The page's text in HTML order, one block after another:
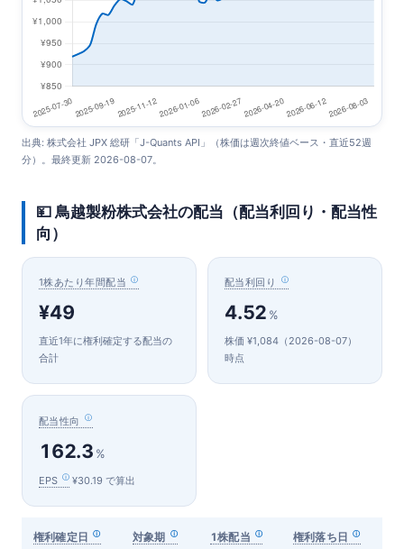
出典: 株式会社 JPX 総研「J-Quants API」（株価は週次終値ベース・直近52週
分）。最終更新 2026-08-07。
💴 鳥越製粉株式会社の配当（配当利回り・配当性
向）
1株あたり年間配当
¥49
直近1年に権利確定する配当の
合計
配当利回り
4.52 %
株価 ¥1,084（2026-08-07）
時点
配当性向
162.3 %
EPS ¥30.19 で算出
権利確定日 対象期 1株配当 権利落ち日